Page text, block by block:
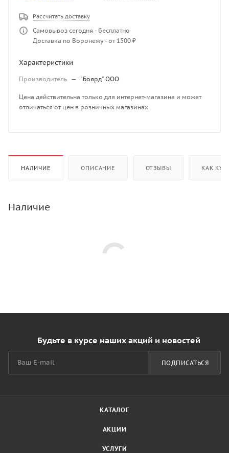
Рассчитать доставку
Самовывоз сегодня - бесплатно
Доставка по Воронежу - от 1500 ₽
Характеристики
Производитель — "Боярд" ООО
Цена действительна только для интернет-магазина и может
отличаться от цен в розничных магазинах
НАЛИЧИЕ ОПИСАНИЕ ОТЗЫВЫ КАК
Наличие
Будьте в курсе наших акций и новостей
ПОДПИСАТЬСЯ
КАТАЛОГ
АКЦИИ
УСЛУГИ